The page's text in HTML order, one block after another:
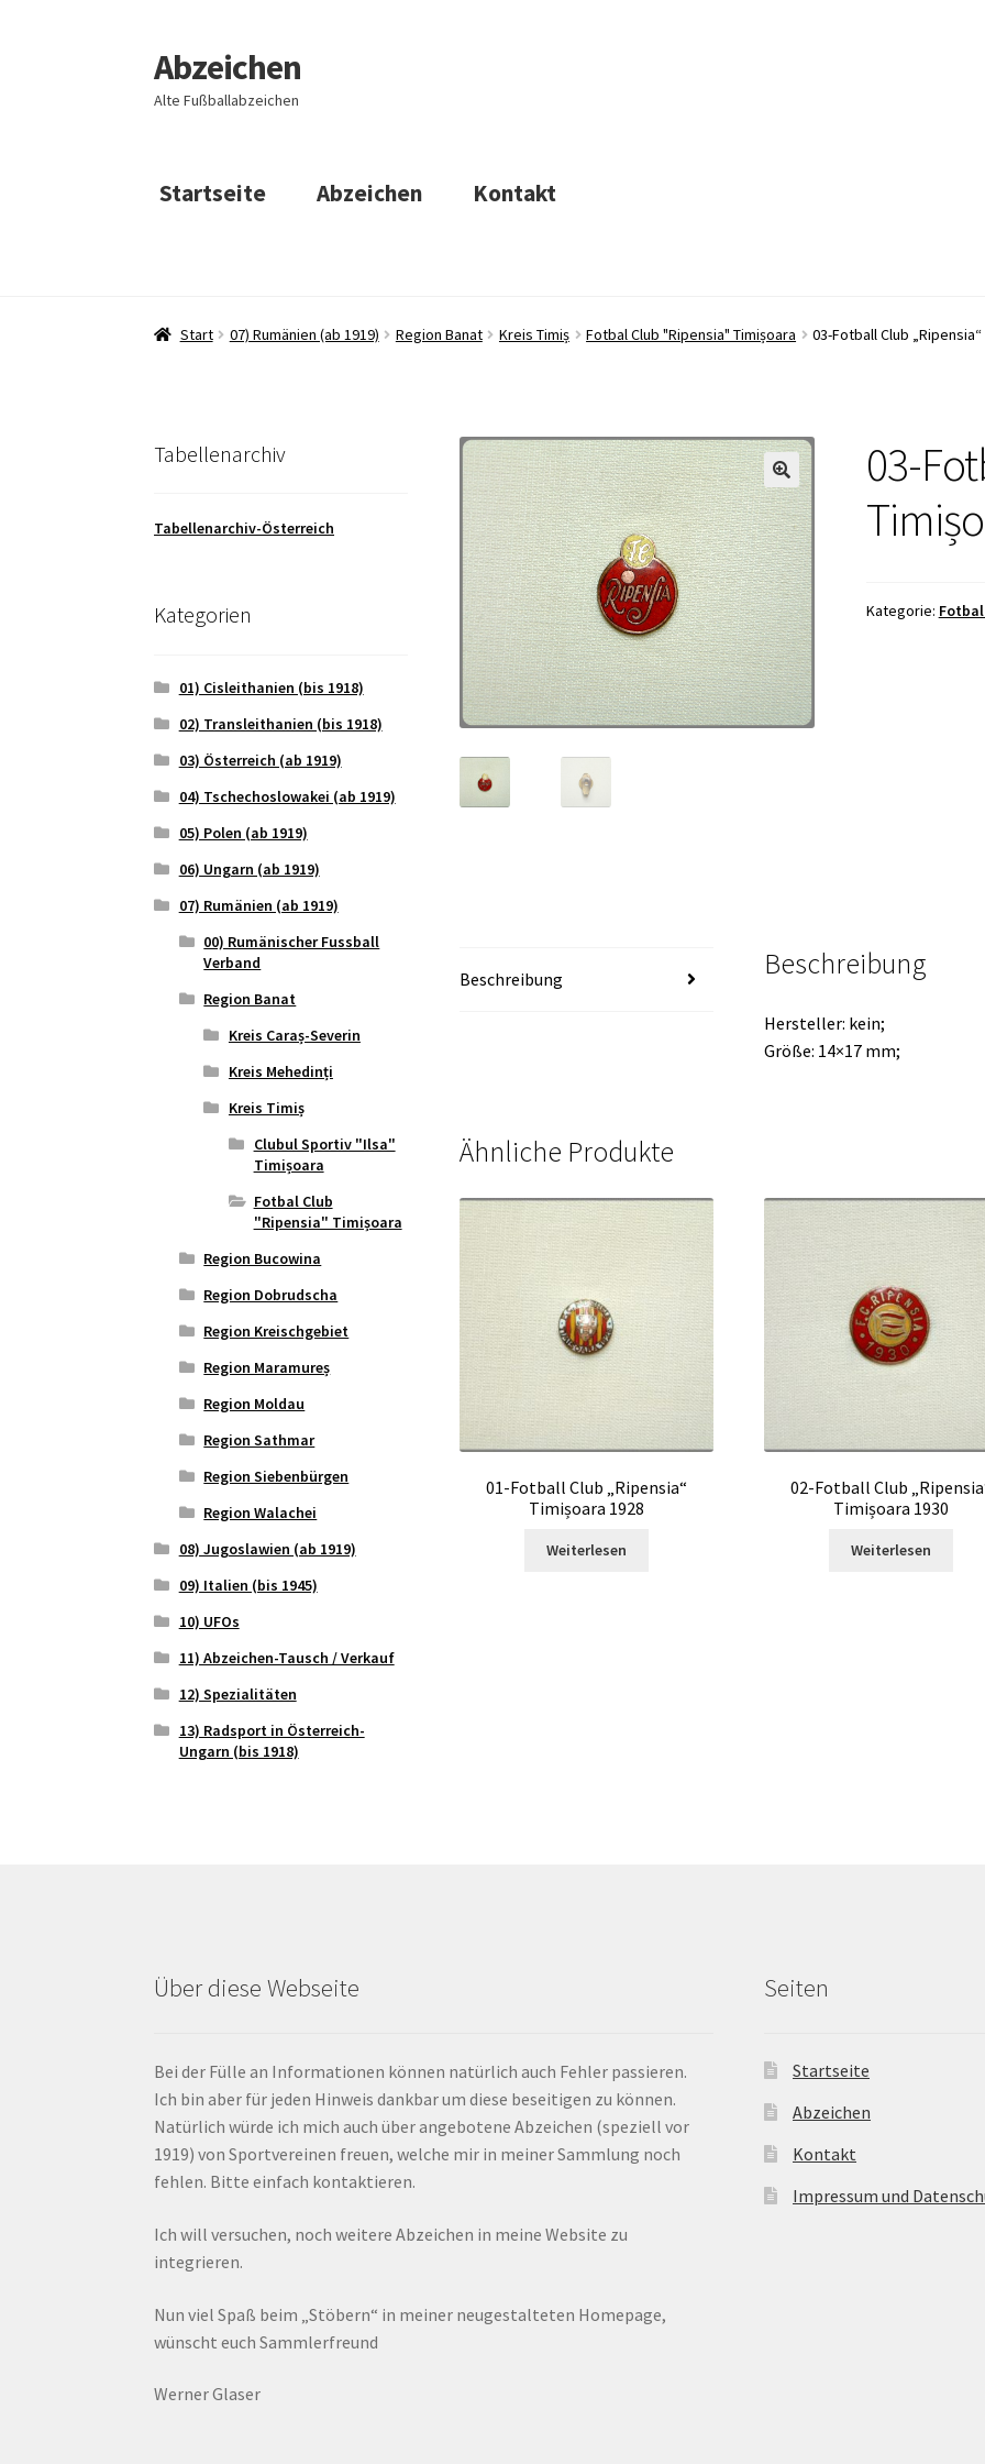
Zur
Navigation
springen
Zum
Inhalt
springen
Abzeichen
Alte Fußballabzeichen
Startseite Abzeichen Kontakt
Start 07) Rumänien (ab 1919) Region Banat Kreis Timiș Fotbal Club "Ripensia" Timișoara 03-Fotball Club
03-
Kategorie:
Beschreibung Beschreibung
Hersteller: kein;
Größe: 14×17 mm;
Ähnliche Produkte
01-Fotball Club „Ripensia“
Timișoara 1928
Weiterlesen
02-Fotball Club
Timișoara 1930
Weiterlesen
Tabellenarchiv
Tabellenarchiv-Österreich
Kategorien
01) Cisleithanien (bis 1918)
02) Transleithanien (bis 1918)
03) Österreich (ab 1919)
04) Tschechoslowakei (ab 1919)
05) Polen (ab 1919)
06) Ungarn (ab 1919)
07) Rumänien (ab 1919)
00) Rumänischer Fussball
Verband
Region Banat
Kreis Caraș-Severin
Kreis Mehedinți
Kreis Timiș
Clubul Sportiv "Ilsa"
Timișoara
Fotbal Club
"Ripensia" Timișoara
Region Bucowina
Region Dobrudscha
Region Kreischgebiet
Region Maramureș
Region Moldau
Region Sathmar
Region Siebenbürgen
Region Walachei
08) Jugoslawien (ab 1919)
09) Italien (bis 1945)
10) UFOs
11) Abzeichen-Tausch / Verkauf
12) Spezialitäten
13) Radsport in Österreich-
Ungarn (bis 1918)
Über diese Webseite
Bei der Fülle an Informationen können natürlich auch Fehler passieren.
Ich bin aber für jeden Hinweis dankbar um diese beseitigen zu können.
Natürlich würde ich mich auch über angebotene Abzeichen (speziell vor
1919) von Sportvereinen freuen, welche mir in meiner Sammlung noch
fehlen. Bitte einfach kontaktieren.
Ich will versuchen, noch weitere Abzeichen in meine Website zu
integrieren.
Nun viel Spaß beim „Stöbern“ in meiner neugestalteten Homepage,
wünscht euch Sammlerfreund
Werner Glaser
Seiten
Startseite
Abzeichen
Kontakt
Impressum und